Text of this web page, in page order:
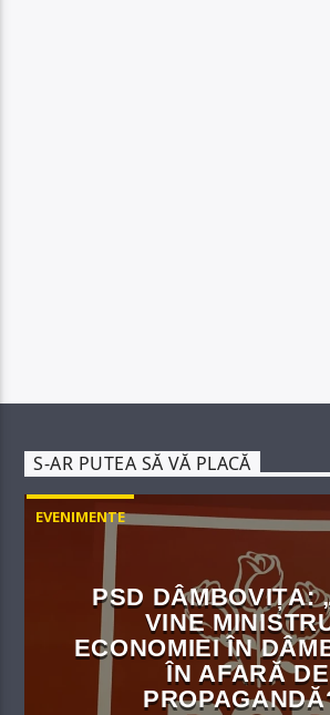
S-AR PUTEA SĂ VĂ PLACĂ
EVENIMENTE
PSD DÂMBOVIȚA:
VINE
ECONOMIEI ÎN
ÎN AFARĂ DE